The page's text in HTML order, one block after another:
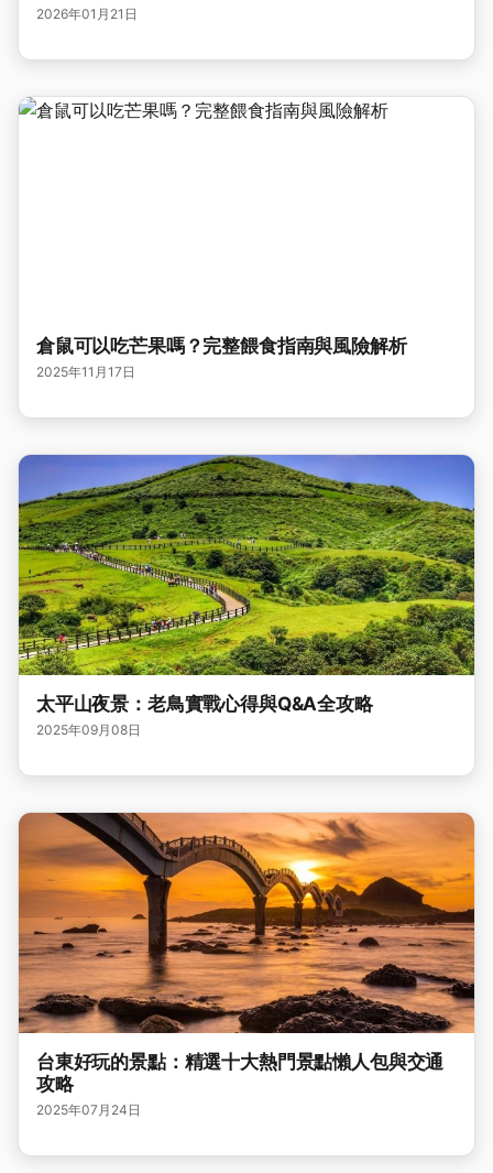
2026年01月21日
倉鼠可以吃芒果嗎？完整餵食指南與風險解析
2025年11月17日
太平山夜景：老鳥實戰心得與Q&A全攻略
2025年09月08日
台東好玩的景點：精選十大熱門景點懶人包與交通
攻略
2025年07月24日